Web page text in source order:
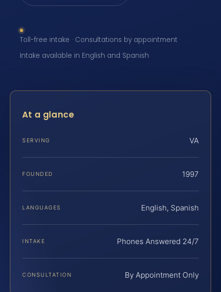
Toll-free intake · Consultations by appointment ·
Intake available in English and Spanish
At a glance
SERVING VA
FOUNDED 1997
LANGUAGES English, Spanish
INTAKE Phones Answered 24/7
CONSULTATION By Appointment Only